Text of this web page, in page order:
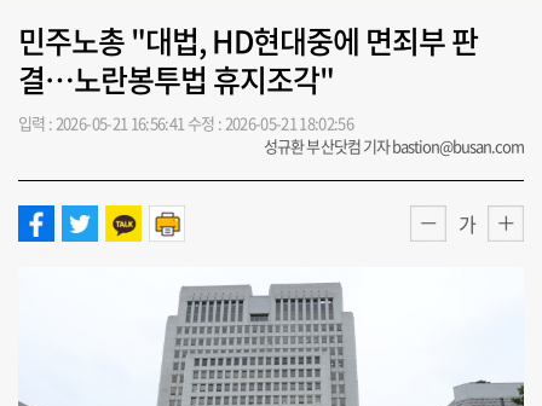
민주노총 "대법, HD현대중에 면죄부 판
결…노란봉투법 휴지조각"
입력 : 2026-05-21 16:56:41 수정 : 2026-05-21 18:02:56
성규환 부산닷컴 기자 bastion@busan.com
가